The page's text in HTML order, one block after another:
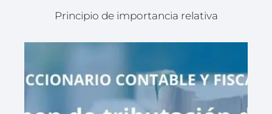
Principio de importancia relativa